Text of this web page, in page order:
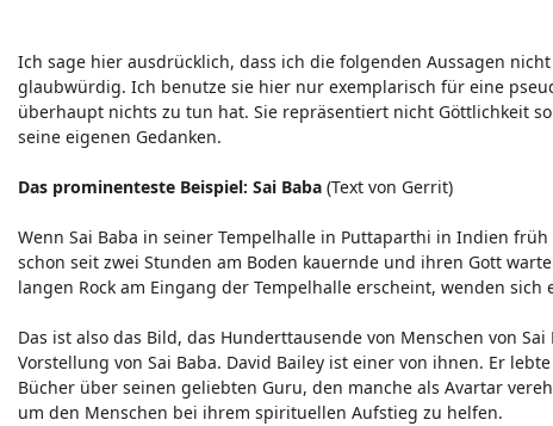
Ich sage hier ausdrücklich, dass ich die folgenden Aussagen
glaubwürdig. Ich benutze sie hier nur exemplarisch für eine
überhaupt nichts zu tun hat. Sie repräsentiert nicht Göttlichkeit
seine eigenen Gedanken.
Das prominenteste Beispiel: Sai Baba (Text von Gerrit)
Wenn Sai Baba in seiner Tempelhalle in Puttaparthi in Indien
schon seit zwei Stunden am Boden kauernde und ihren Gott
langen Rock am Eingang der Tempelhalle erscheint, wenden
Das ist also das Bild, das Hunderttausende von Menschen von
Vorstellung von Sai Baba. David Bailey ist einer von ihnen. Er
Bücher über seinen geliebten Guru, den manche als Avartar
um den Menschen bei ihrem spirituellen Aufstieg zu helfen.